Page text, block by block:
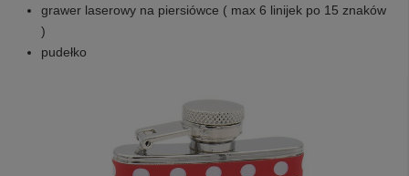
grawer laserowy na piersiówce ( max 6 linijek po 15 znaków
)
pudełko